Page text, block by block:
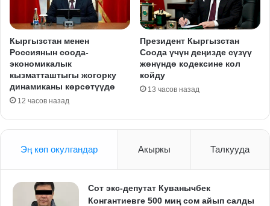
Кыргызстан менен
Россиянын соода-
экономикалык
кызматташтыгы жогорку
динамиканы көрсөтүүдө
12 часов назад
Президент Кыргызстан
Соода үчүн деңизде сүзүү
жөнүндө кодексине кол
койду
13 часов назад
Эң көп окулгандар Акыркы Талкууда
Сот экс-депутат Куванычбек
Конгантиевге 500 миң сом айып салды